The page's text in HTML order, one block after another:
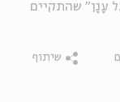
עָנָן" שהתקיים
שיתוף